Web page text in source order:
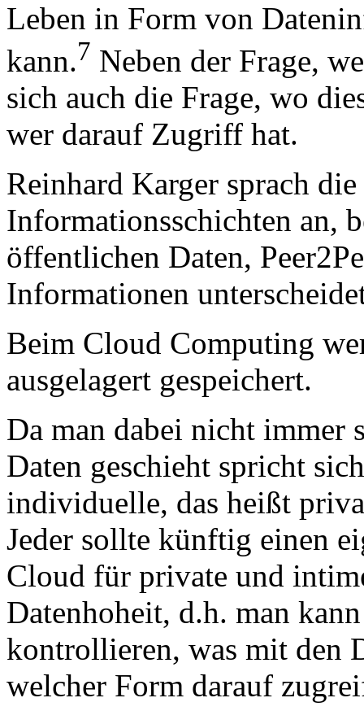
Leben in Form von
kann.7 Neben der Frage,
sich auch die Frage, wo
wer darauf Zugriff hat.
Reinhard Karger sprach
Informationsschichten an,
öffentlichen Daten,
Informationen
Beim Cloud Computing
ausgelagert gespeichert.
Da man dabei nicht immer
Daten geschieht spricht
individuelle, das heißt
Jeder sollte künftig einen
Cloud für private und
Datenhoheit, d.h. man
kontrollieren, was mit den
welcher Form darauf